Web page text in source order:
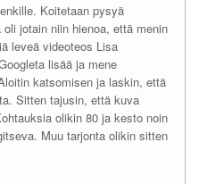
Koitetaan pysyä
jotain niin hienoa, että menin
leveä videoteos Lisa
lisää ja mene
katsomisen ja laskin, että
Sitten tajusin, että kuva
olikin 80 ja kesto noin
Muu tarjonta olikin sitten